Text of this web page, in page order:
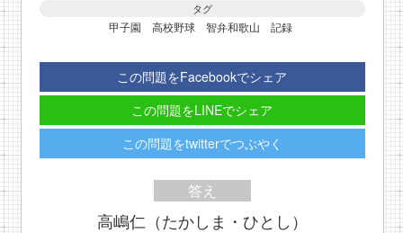
タグ
甲子園 高校野球 智弁和歌山 記録
この問題をFacebookでシェア
この問題をLINEでシェア
この問題をtwitterでつぶやく
答え
高嶋仁（たかしま・ひとし）